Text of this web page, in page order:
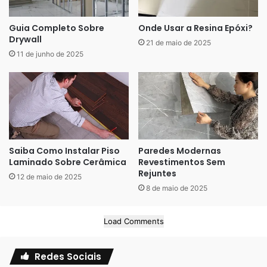
Guia Completo Sobre
Drywall
11 de junho de 2025
Onde Usar a Resina Epóxi?
21 de maio de 2025
Saiba Como Instalar Piso
Laminado Sobre Cerâmica
12 de maio de 2025
Paredes Modernas
Revestimentos Sem
Rejuntes
8 de maio de 2025
Load Comments
Redes Sociais